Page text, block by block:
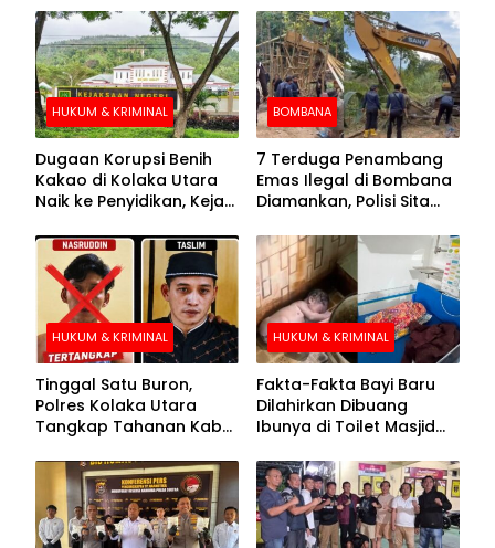
HUKUM & KRIMINAL
Dugaan Korupsi Benih
Kakao di Kolaka Utara
Naik ke Penyidikan, Kejari
BOMBANA
7 Terduga Penambang
Emas Ilegal di Bombana
Diamankan, Polisi Sita
Crusher
HUKUM & KRIMINAL
Tinggal Satu Buron,
Polres Kolaka Utara
Tangkap Tahanan Kabur
Pengejaran
HUKUM & KRIMINAL
Fakta-Fakta Bayi Baru
Dilahirkan Dibuang
Ibunya di Toilet Masjid